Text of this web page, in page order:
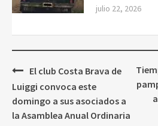
julio 22, 2026
Navegación
de
entradas
El club Costa Brava de
Luiggi convoca este
domingo a sus asociados a
la Asamblea Anual Ordinaria